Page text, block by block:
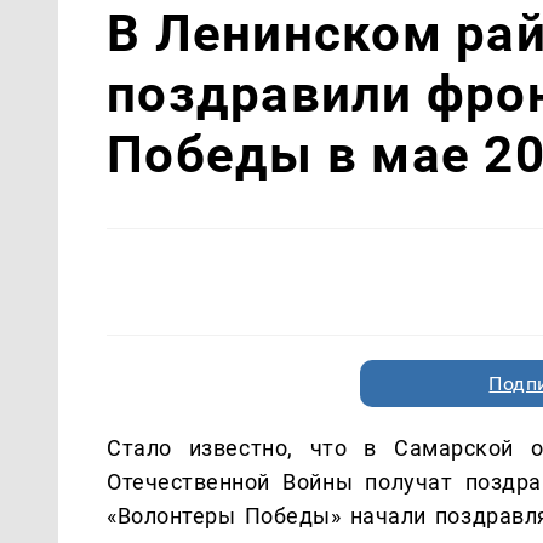
В Ленинском
поздравили
Победы в мае
Стало известно, что в
Отечественной Войны получат
«Волонтеры Победы» начали